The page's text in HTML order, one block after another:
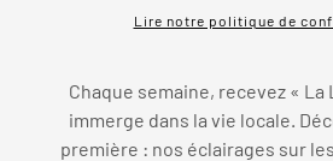
Lire notre politique de
Chaque semaine, recevez «
immerge dans la vie locale.
première : nos éclairages sur